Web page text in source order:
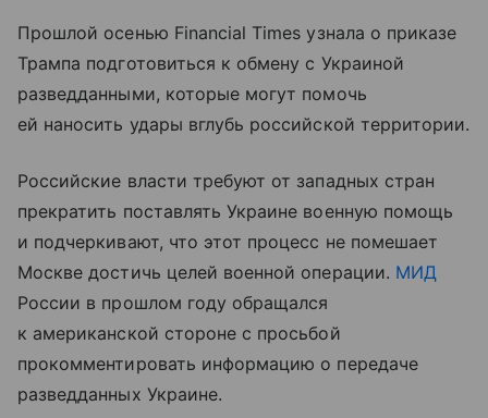
Прошлой осенью Financial Times узнала о приказе
Трампа подготовиться к обмену с Украиной
разведданными, которые могут помочь
ей наносить удары вглубь российской территории.
Российские власти требуют от западных стран
прекратить поставлять Украине военную помощь
и подчеркивают, что этот процесс не помешает
Москве достичь целей военной операции. МИД
России в прошлом году обращался
к американской стороне с просьбой
прокомментировать информацию о передаче
разведданных Украине.